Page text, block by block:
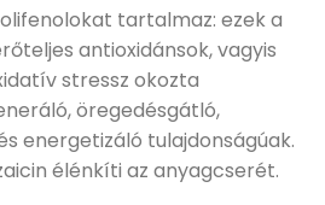
tartalmaz: ezek a
antioxidánsok, vagyis
stressz okozta
öregedésgátló,
energetizáló tulajdonságúak.
élénkíti az anyagcserét.